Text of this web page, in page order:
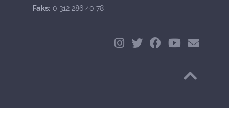
Faks: 0 312 286 40 78